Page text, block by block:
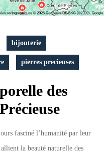
Précieuse
bijouterie
pierres precieuses
des
fasciné l’humanité par leur
la beauté naturelle des